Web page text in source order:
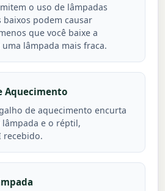
o uso de lâmpadas
podem causar
que você baixe a
lâmpada mais fraca.
Aquecimento
de aquecimento encurta
e o réptil,
recebido.